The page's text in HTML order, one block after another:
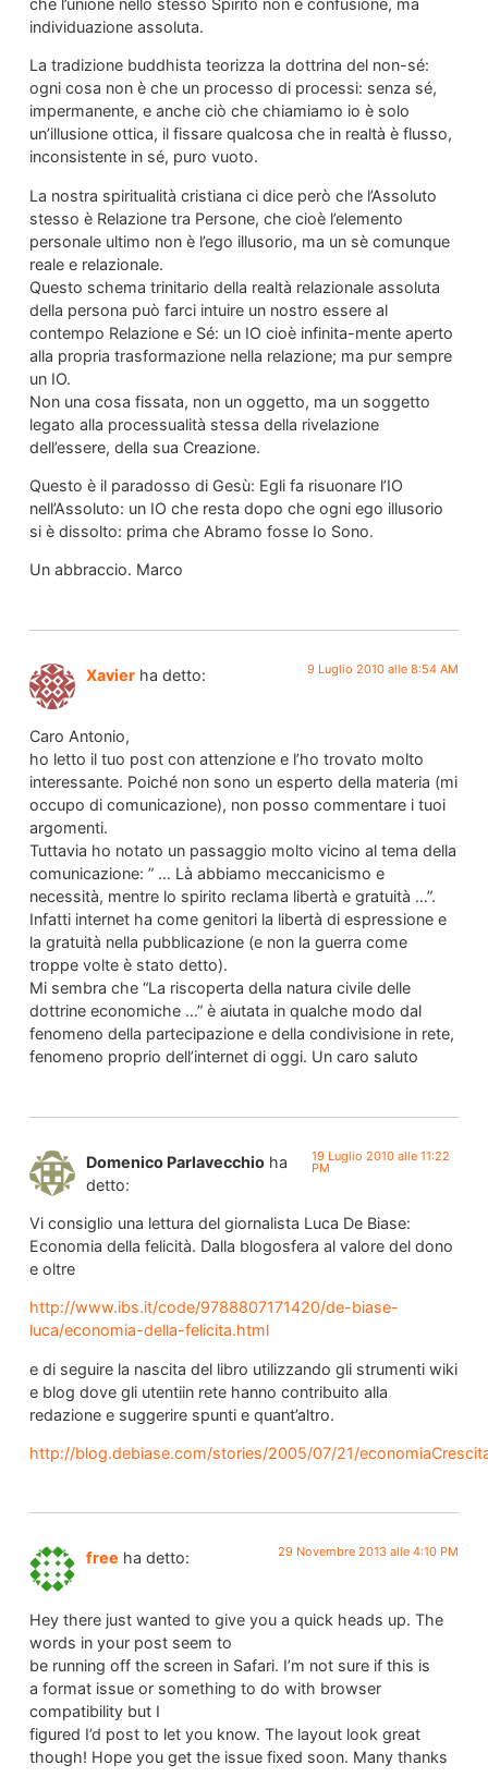
individuazione assoluta.
La tradizione buddhista teorizza la dottrina del non-sé:
ogni cosa non è che un processo di processi: senza sé,
impermanente, e anche ciò che chiamiamo io è solo
un’illusione ottica, il fissare qualcosa che in realtà è flusso,
inconsistente in sé, puro vuoto.
La nostra spiritualità cristiana ci dice però che l’Assoluto
stesso è Relazione tra Persone, che cioè l’elemento
personale ultimo non è l’ego illusorio, ma un sè comunque
reale e relazionale.
Questo schema trinitario della realtà relazionale assoluta
della persona può farci intuire un nostro essere al
contempo Relazione e Sé: un IO cioè infinita-mente aperto
alla propria trasformazione nella relazione; ma pur sempre
un IO.
Non una cosa fissata, non un oggetto, ma un soggetto
legato alla processualità stessa della rivelazione
dell’essere, della sua Creazione.
Questo è il paradosso di Gesù: Egli fa risuonare l’IO
nell’Assoluto: un IO che resta dopo che ogni ego illusorio
si è dissolto: prima che Abramo fosse Io Sono.
Un abbraccio. Marco
Xavier ha detto: 9 Luglio 2010 alle 8:54 AM
Caro Antonio,
ho letto il tuo post con attenzione e l’ho trovato molto
interessante. Poiché non sono un esperto della materia (mi
occupo di comunicazione), non posso commentare i tuoi
argomenti.
Tuttavia ho notato un passaggio molto vicino al tema della
comunicazione: ” … Là abbiamo meccanicismo e
necessità, mentre lo spirito reclama libertà e gratuità …”.
Infatti internet ha come genitori la libertà di espressione e
la gratuità nella pubblicazione (e non la guerra come
troppe volte è stato detto).
Mi sembra che “La riscoperta della natura civile delle
dottrine economiche …” è aiutata in qualche modo dal
fenomeno della partecipazione e della condivisione in rete,
fenomeno proprio dell’internet di oggi. Un caro saluto
Domenico Parlavecchio ha
detto:
19 Luglio 2010 alle 11:22
PM
Vi consiglio una lettura del giornalista Luca De Biase:
Economia della felicità. Dalla blogosfera al valore del dono
e oltre
http://www.ibs.it/code/9788807171420/de-biase-
luca/economia-della-felicita.html
e di seguire la nascita del libro utilizzando gli strumenti wiki
e blog dove gli utentiin rete hanno contribuito alla
redazione e suggerire spunti e quant’altro.
http://blog.debiase.com/stories/2005/07/21/
free ha detto: 29 Novembre 2013 alle 4:10 PM
Hey there just wanted to give you a quick heads up. The
words in your post seem to
be running off the screen in Safari. I’m not sure if this is
a format issue or something to do with browser
compatibility but I
figured I’d post to let you know. The layout look great
though! Hope you get the issue fixed soon. Many thanks